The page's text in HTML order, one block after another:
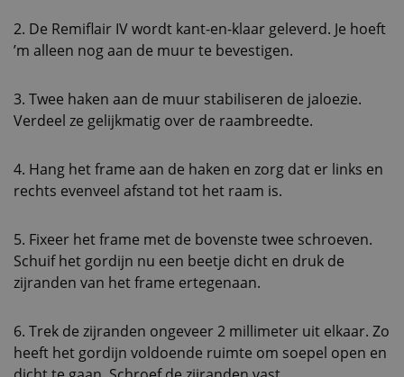
2. De Remiflair IV wordt kant-en-klaar geleverd. Je hoeft
’m alleen nog aan de muur te bevestigen.
3. Twee haken aan de muur stabiliseren de jaloezie.
Verdeel ze gelijkmatig over de raambreedte.
4. Hang het frame aan de haken en zorg dat er links en
rechts evenveel afstand tot het raam is.
5. Fixeer het frame met de bovenste twee schroeven.
Schuif het gordijn nu een beetje dicht en druk de
zijranden van het frame ertegenaan.
6. Trek de zijranden ongeveer 2 millimeter uit elkaar. Zo
heeft het gordijn voldoende ruimte om soepel open en